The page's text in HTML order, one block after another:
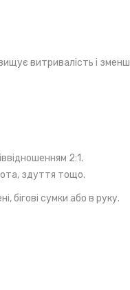
витривалість і
2:1.
здуття тощо.
бігові сумки або в руку.